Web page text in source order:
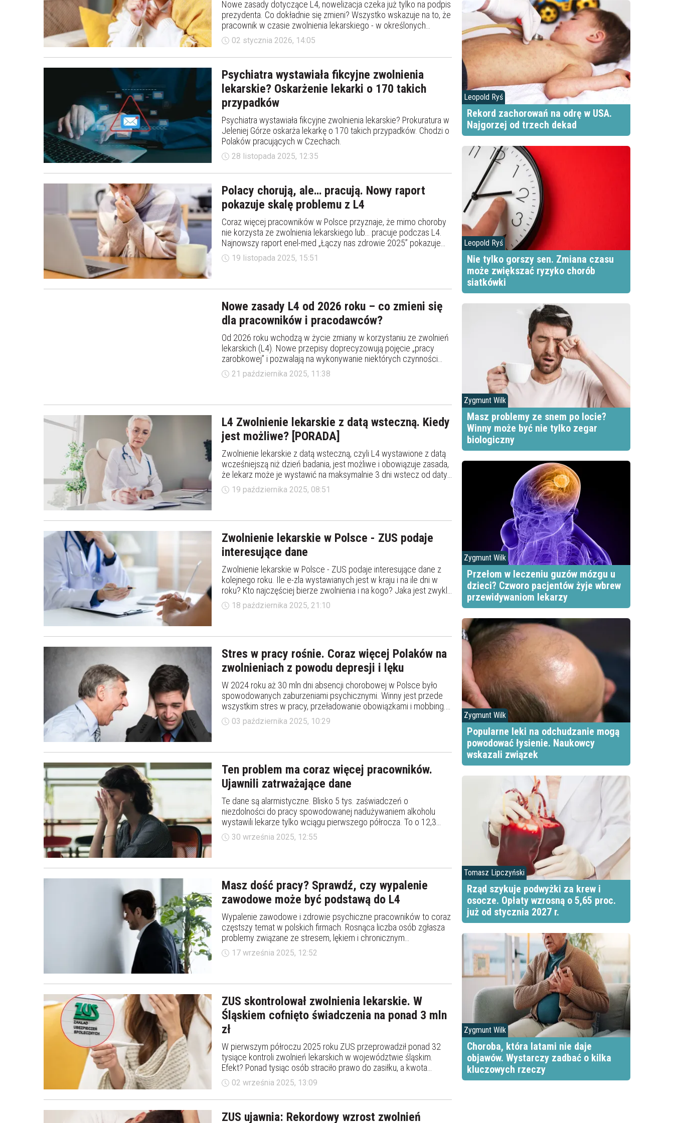
Nowe zasady dotyczące L4, nowelizacja czeka już tylko na podpis
prezydenta. Co dokładnie się zmieni? Wszystko wskazuje na to, że
pracownik w czasie zwolnienia lekarskiego - w określonych
sytuacjach - będzie mógł wykonywać pracę zarobkową. ZUS
otrzyma więcej narzędzi do kontroli: ci, którzy będą nadużywać
zwolnień, łatwiej stracą zasiłek chorobowy i to za cały okres
zwolnienia.
02 stycznia 2026, 14:05
Psychiatra wystawiała fikcyjne zwolnienia
lekarskie? Oskarżenie lekarki o 170 takich
przypadków
Psychiatra wystawiała fikcyjne zwolnienia lekarskie? Prokuratura w
Jeleniej Górze oskarża lekarkę o 170 takich przypadków. Chodzi o
Polaków pracujących w Czechach.
28 listopada 2025, 12:35
Polacy chorują, ale… pracują. Nowy raport
pokazuje skalę problemu z L4
Coraz więcej pracowników w Polsce przyznaje, że mimo choroby
nie korzysta ze zwolnienia lekarskiego lub… pracuje podczas L4.
Najnowszy raport enel-med „Łączy nas zdrowie 2025” pokazuje
rosnącą presję w miejscu pracy, niedostateczną zastępowalność
oraz kulturę firm, która wciąż nie sprzyja odpoczynkowi. Zjawisko
19 listopada 2025, 15:51
Nowe zasady L4 od 2026 roku – co zmieni się
dla pracowników i pracodawców?
Od 2026 roku wchodzą w życie zmiany w korzystaniu ze zwolnień
lekarskich (L4). Nowe przepisy doprecyzowują pojęcie „pracy
zarobkowej” i pozwalają na wykonywanie niektórych czynności
podczas L4 bez utraty zasiłku. To krok w stronę bardziej
realistycznego podejścia do zdrowia pracowników i
21 października 2025, 11:38
L4 Zwolnienie lekarskie z datą wsteczną. Kiedy
jest możliwe? [PORADA]
Zwolnienie lekarskie z datą wsteczną, czyli L4 wystawione z datą
wcześniejszą niż dzień badania, jest możliwe i obowiązuje zasada,
że lekarz może je wystawić na maksymalnie 3 dni wstecz od daty
wizyty czy konsultacji. W przypadku teleporad czy elektronicznych
zwolnień online, zasada ta również ma zastosowanie i zwolnienie
19 października 2025, 08:51
Zwolnienie lekarskie w Polsce - ZUS podaje
interesujące dane
Zwolnienie lekarskie w Polsce - ZUS podaje interesujące dane z
kolejnego roku. Ile e-zla wystawianych jest w kraju i na ile dni w
roku? Kto najczęściej bierze zwolnienia i na kogo? Jaka jest zwykle
liczba dni na L4? Z jakich powodów lekarze wystawiają najwięcej
zwolnień?
18 października 2025, 21:10
Stres w pracy rośnie. Coraz więcej Polaków na
zwolnieniach z powodu depresji i lęku
W 2024 roku aż 30 mln dni absencji chorobowej w Polsce było
spowodowanych zaburzeniami psychicznymi. Winny jest przede
wszystkim stres w pracy, przeładowanie obowiązkami i mobbing.
Eksperci ostrzegają: jeśli firmy nie zadbają o dobrostan
pracowników, problem będzie tylko narastał.
03 października 2025, 10:29
Ten problem ma coraz więcej pracowników.
Ujawnili zatrważające dane
Te dane są alarmistyczne. Blisko 5 tys. zaświadczeń o
niezdolności do pracy spowodowanej nadużywaniem alkoholu
wystawili lekarze tylko wciągu pierwszego półrocza. To o 12,3
proc. więcej niż w analogicznym czasie w 2024 roku. Jeśli L4
przełożyć na dni wolne od pracy wychodzi z tego ponad… 50
30 września 2025, 12:55
Masz dość pracy? Sprawdź, czy wypalenie
zawodowe może być podstawą do L4
Wypalenie zawodowe i zdrowie psychiczne pracowników to coraz
częstszy temat w polskich firmach. Rosnąca liczba osób zgłasza
problemy związane ze stresem, lękiem i chronicznym
zmęczeniem. Pojawia się więc pytanie o zwolnienie lekarskie (L4) z
powodu wypalenia.
17 września 2025, 12:52
ZUS skontrolował zwolnienia lekarskie. W
Śląskiem cofnięto świadczenia na ponad 3 mln
zł
W pierwszym półroczu 2025 roku ZUS przeprowadził ponad 32
tysiące kontroli zwolnień lekarskich w województwie śląskim.
Efekt? Ponad tysiąc osób straciło prawo do zasiłku, a kwota
cofniętych i wstrzymanych świadczeń przekroczyła 3 mln zł.
02 września 2025, 13:09
ZUS ujawnia: Rekordowy wzrost zwolnień
Leopold Ryś
Rekord zachorowań na odrę w USA.
Najgorzej od trzech dekad
Leopold Ryś
Nie tylko gorszy sen. Zmiana czasu
może zwiększać ryzyko chorób
siatkówki
Zygmunt Wilk
Masz problemy ze snem po locie?
Winny może być nie tylko zegar
biologiczny
Zygmunt Wilk
Przełom w leczeniu guzów mózgu u
dzieci? Czworo pacjentów żyje wbrew
przewidywaniom lekarzy
Zygmunt Wilk
Popularne leki na odchudzanie mogą
powodować łysienie. Naukowcy
wskazali związek
Tomasz Lipczyński
Rząd szykuje podwyżki za krew i
osocze. Opłaty wzrosną o 5,65 proc.
już od stycznia 2027 r.
Zygmunt Wilk
Choroba, która latami nie daje
objawów. Wystarczy zadbać o kilka
kluczowych rzeczy